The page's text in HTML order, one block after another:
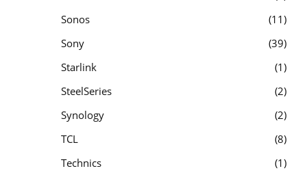
Sonos
11
Sony
39
Starlink
1
SteelSeries
2
Synology
2
TCL
8
Technics
1